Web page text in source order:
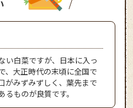
い白菜ですが、日本に入っ
、大正時代の末頃に全国で
がみずみずしく、葉先まで
ものが良質です。